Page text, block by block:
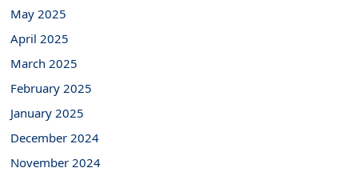
May 2025
April 2025
March 2025
February 2025
January 2025
December 2024
November 2024